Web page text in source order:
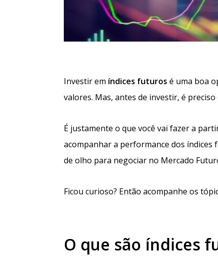
Investir em índices futuros é uma boa
valores. Mas, antes de investir, é
É justamente o que você vai fazer a
acompanhar a performance dos
de olho para negociar no Mercado
Ficou curioso? Então acompanhe os
O que são índices